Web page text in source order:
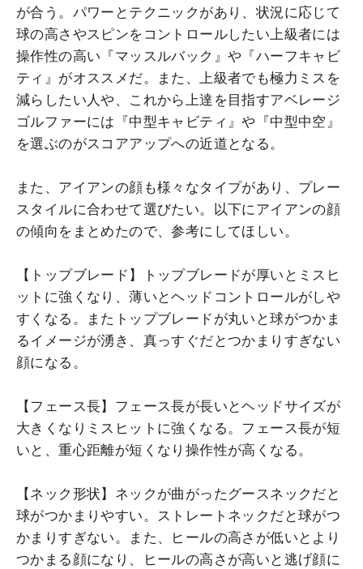
が合う。パワーとテクニックがあり、状況に応じて
球の高さやスピンをコントロールしたい上級者には
操作性の高い『マッスルバック』や『ハーフキャビ
ティ』がオススメだ。また、上級者でも極力ミスを
減らしたい人や、これから上達を目指すアベレージ
ゴルファーには『中型キャビティ』や『中型中空』
を選ぶのがスコアアップへの近道となる。
また、アイアンの顔も様々なタイプがあり、プレー
スタイルに合わせて選びたい。以下にアイアンの顔
の傾向をまとめたので、参考にしてほしい。
【トップブレード】トップブレードが厚いとミスヒ
ットに強くなり、薄いとヘッドコントロールがしや
すくなる。またトップブレードが丸いと球がつかま
るイメージが湧き、真っすぐだとつかまりすぎない
顔になる。
【フェース長】フェース長が長いとヘッドサイズが
大きくなりミスヒットに強くなる。フェース長が短
いと、重心距離が短くなり操作性が高くなる。
【ネック形状】ネックが曲がったグースネックだと
球がつかまりやすい。ストレートネックだと球がつ
かまりすぎない。また、ヒールの高さが低いとより
つかまる顔になり、ヒールの高さが高いと逃げ顔に